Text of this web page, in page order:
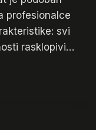
profesionalce
svi
rasklopivi…